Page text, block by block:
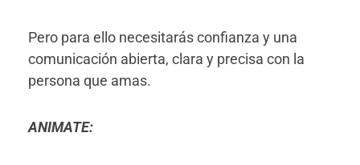
Pero para ello necesitarás confianza y una
comunicación abierta, clara y precisa con la
persona que amas.
ANIMATE: